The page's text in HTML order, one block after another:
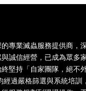
專業滅蟲服務提供商，
誠信經營，已成為眾多
堅持「自家團隊，絕不
過嚴格篩選與系統培訓